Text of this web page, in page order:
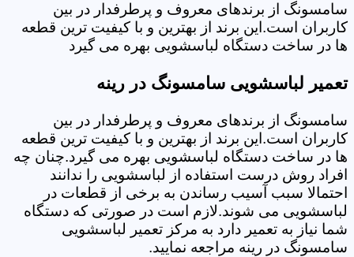
سامسونگ از برندهای معروف و پرطرفدار در بین
کاربران است.این برند از بهترین و با کیفیت ترین قطعه
ها در ساخت دستگاه لباسشویی بهره می گیرد
تعمیر لباسشویی سامسونگ در رینه
سامسونگ از برندهای معروف و پرطرفدار در بین
کاربران است.این برند از بهترین و با کیفیت ترین قطعه
ها در ساخت دستگاه لباسشویی بهره می گیرد.چنان چه
افراد روش درست استفاده از لباسشویی را ندانند
احتمالا سبب آسیب رساندن به برخی از قطعات در
لباسشویی می شوند.لازم است در صورتی که دستگاه
شما نیاز به تعمیر دارد به مرکز تعمیر لباسشویی
سامسونگ در رینه مراجعه نمایید.